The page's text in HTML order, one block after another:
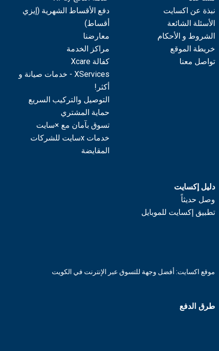
نبذة عن اكسايت
الأسئلة الشائعة
الشروط و الأحكام
خريطة الموقع
تواصل معنا
دفع الأقساط الشهرية (إيزي
أقساط)
معارضنا
مراكز الخدمة
كفالة Xcare
XServices - خدمات صيانة و
أكثر!
التوصيل والتركيب السريع
حماية المشتري
تسوق بآمان مع ×سايت
خدمات xسايت للشركات
المقايضة
دليل إكسايت
وصل حديثاً
تطبيق إكسايت للموبايل
موقع اكسايت: أفضل وجهة للتسوق عبر الإنترنت في الكويت
طرق الدفع